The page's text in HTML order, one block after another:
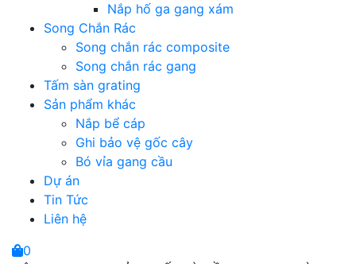
Nắp hố ga gang xám
Song Chắn Rác
Song chắn rác composite
Song chắn rác gang
Tấm sàn grating
Sản phẩm khác
Nắp bể cáp
Ghi bảo vệ gốc cây
Bó vỉa gang cầu
Dự án
Tin Tức
Liên hệ
0